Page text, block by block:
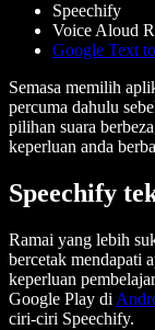
Speechify
Voice Aloud
Google Text
Semasa memilih
percuma dahulu
pilihan suara
keperluan anda
Speechify
Ramai yang lebih
bercetak mendapati
keperluan
Google Play di
ciri-ciri Speechify.